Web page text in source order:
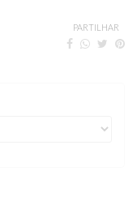
PARTILHAR